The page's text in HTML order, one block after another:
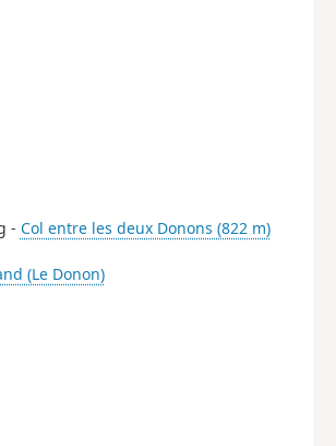
- Col entre les deux Donons (822 m)
(Le Donon)